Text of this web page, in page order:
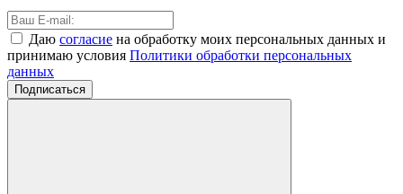
Даю согласие на обработку моих персональных данных и
принимаю условия Политики обработки персональных
данных
Подписаться